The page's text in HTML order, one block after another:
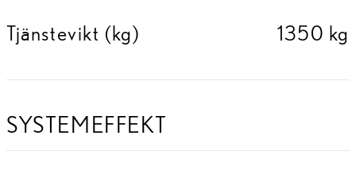
Tjänstevikt (kg) 1350 kg
SYSTEMEFFEKT